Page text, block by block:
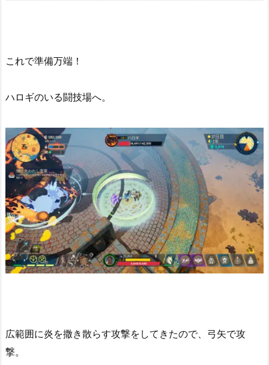
これで準備万端！
ハロギのいる闘技場へ。
広範囲に炎を撒き散らす攻撃をしてきたので、弓矢で攻
撃。